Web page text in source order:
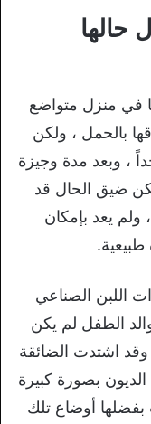
حالها
في منزل متواضع
بالحمل ، ولكن
، وبعد مدة وجيزة
ضيق الحال قد
ولم يعد بإمكان
اللبن الصناعي
الطفل لم يكن
وقد اشتدت الضائقة
بصورة كبيرة
بفضلها أوضاع تلك